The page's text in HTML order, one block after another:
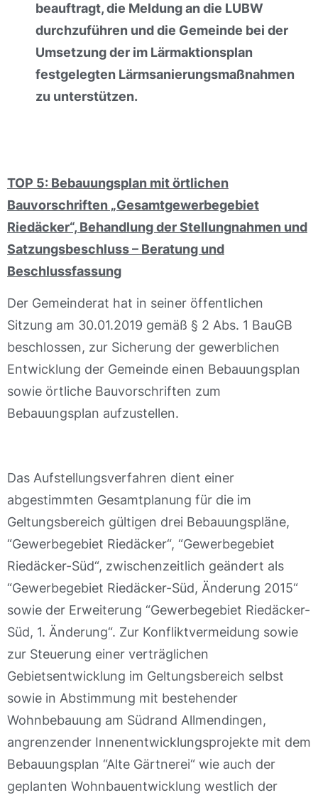
beauftragt, die Meldung an die LUBW
durchzuführen und die Gemeinde bei der
Umsetzung der im Lärmaktionsplan
festgelegten Lärmsanierungsmaßnahmen
zu unterstützen.
TOP 5: Bebauungsplan mit örtlichen
Bauvorschriften „Gesamtgewerbegebiet
Riedäcker“, Behandlung der Stellungnahmen und
Satzungsbeschluss – Beratung und
Beschlussfassung
Der Gemeinderat hat in seiner öffentlichen
Sitzung am 30.01.2019 gemäß § 2 Abs. 1 BauGB
beschlossen, zur Sicherung der gewerblichen
Entwicklung der Gemeinde einen Bebauungsplan
sowie örtliche Bauvorschriften zum
Bebauungsplan aufzustellen.
Das Aufstellungsverfahren dient einer
abgestimmten Gesamtplanung für die im
Geltungsbereich gültigen drei Bebauungspläne,
“Gewerbegebiet Riedäcker“, “Gewerbegebiet
Riedäcker-Süd“, zwischenzeitlich geändert als
“Gewerbegebiet Riedäcker-Süd, Änderung 2015“
sowie der Erweiterung “Gewerbegebiet Riedäcker-
Süd, 1. Änderung“. Zur Konfliktvermeidung sowie
zur Steuerung einer verträglichen
Gebietsentwicklung im Geltungsbereich selbst
sowie in Abstimmung mit bestehender
Wohnbebauung am Südrand Allmendingen,
angrenzender Innenentwicklungsprojekte mit dem
Bebauungsplan “Alte Gärtnerei“ wie auch der
geplanten Wohnbauentwicklung westlich der